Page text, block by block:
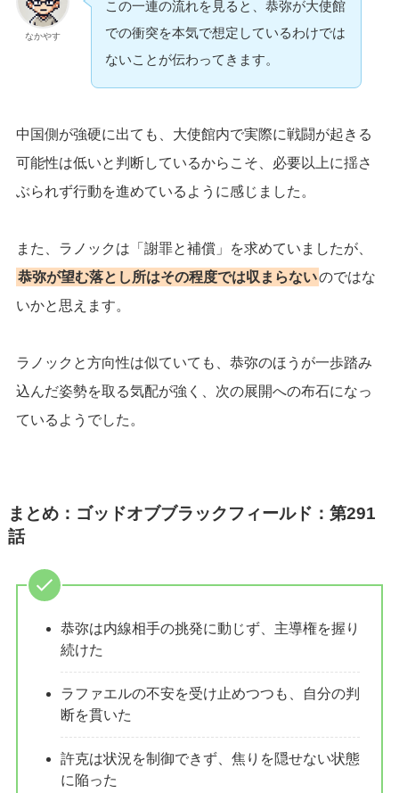
なかやす
この一連の流れを見ると、恭弥が大使館
での衝突を本気で想定しているわけでは
ないことが伝わってきます。
中国側が強硬に出ても、大使館内で実際に戦闘が起きる
可能性は低いと判断しているからこそ、必要以上に揺さ
ぶられず行動を進めているように感じました。
また、ラノックは「謝罪と補償」を求めていましたが、
恭弥が望む落とし所はその程度では収まらないのではな
いかと思えます。
ラノックと方向性は似ていても、恭弥のほうが一歩踏み
込んだ姿勢を取る気配が強く、次の展開への布石になっ
ているようでした。
まとめ：ゴッドオブブラックフィールド：第291
話
恭弥は内線相手の挑発に動じず、主導権を握り
続けた
ラファエルの不安を受け止めつつも、自分の判
断を貫いた
許克は状況を制御できず、焦りを隠せない状態
に陥った